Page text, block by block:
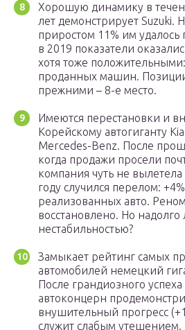
Хорошую динамику в
лет демонстрирует Suzuki.
приростом 11% им удалось
в 2019 показатели
хотя тоже
проданных машин.
прежними – 8-е место.
Имеются перестановки и
Корейскому автогиганту
Mercedes-Benz. После
когда продажи просели
компания чуть не
году случился перелом:
реализованных авто.
восстановлено. Но надолго
нестабильностью?
Замыкает рейтинг самых
автомобилей немецкий
После грандиозного успеха
автоконцерн
внушительный прогресс
служит слабым утешением.